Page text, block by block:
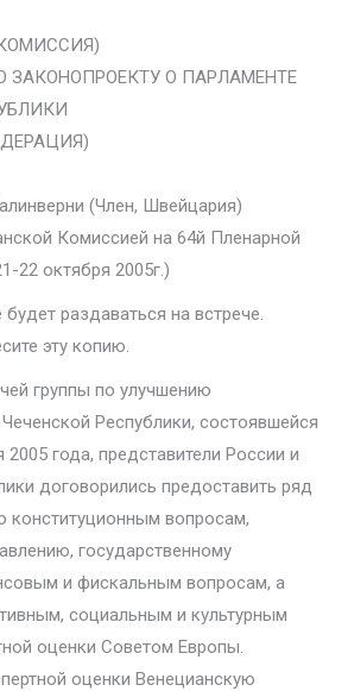
ЗАКОНОПРОЕКТУ О ПАРЛАМЕНТЕ
(Член, Швейцария)
Комиссией на 64й Пленарной
22 октября 2005г.)
раздаваться на встрече.
эту копию.
группы по улучшению
Республики, состоявшейся
2005 года, представители России и
договорились предоставить ряд
конституционным вопросам,
государственному
и фискальным вопросам, а
социальным и культурным
оценки Советом Европы.
оценки Венецианскую